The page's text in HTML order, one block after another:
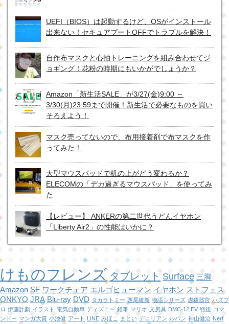
UEFI（BIOS）は起動するけど、OSがインストール
出来ない！セキュアブートOFFでトラブルを解決！
自作布マスクと心拍トレーニングを組み合わせてジ
ョギング！花粉の時期にもいかがでしょうか？
Amazon「新生活SALE」が3/27(金)9:00 ～
3/30(月)23:59まで開催！新生活で必要なものを買い
そろえよう！
マスク売ってないので、布用接着剤で布マスクを作
ってみた！
大型マウスパッドで机の上がどう変わるか？
ELECOMの「デカ過ぎるマウスパッド」を使ってみ
た
【レビュー】 ANKERの第二世代うどんイヤホン
「Liberty Air2」の性能はいかに？
けものフレンズ タブレット Surface 三脚
Amazon SF ワークチェア エルゴヒューマン イヤホン ストフェス
ONKYO JRA Blu-ray DVD タカラトミー 西尾維新 物語シリーズ 虐殺器官 ハズプ
ロ 伊藤計劃 イラスト 電気自動車 ディズニー 鉛筆 マリオ 文房具 DMC-12 EV 戦後 コマ
ンドー マンガ大賞 小池健 アート LINE みほこ まとい デロリアン ルパン 神山健治 Nerf